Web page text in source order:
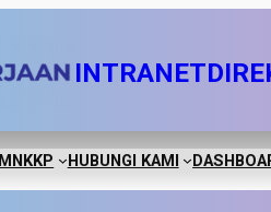
INTRANET
MNKKP HUBUNGI KAMI